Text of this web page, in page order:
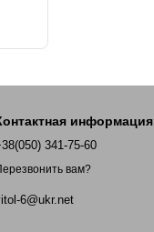
информация
341-75-60
вам?
6@ukr.net